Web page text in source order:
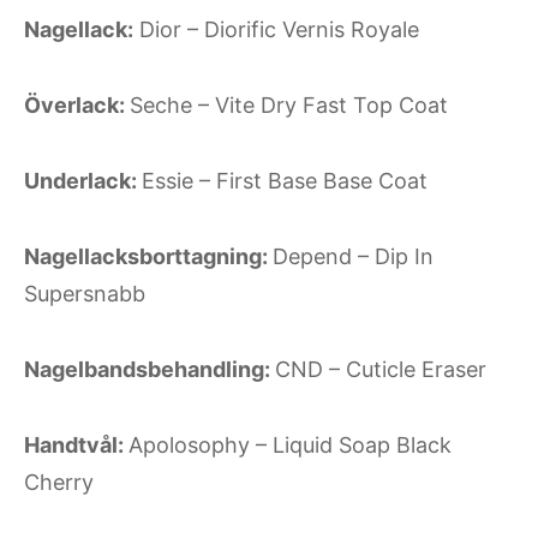
Nagellack: Dior – Diorific Vernis Royale
Överlack: Seche – Vite Dry Fast Top Coat
Underlack: Essie – First Base Base Coat
Nagellacksborttagning: Depend – Dip In
Supersnabb
Nagelbandsbehandling: CND – Cuticle Eraser
Handtvål: Apolosophy – Liquid Soap Black
Cherry